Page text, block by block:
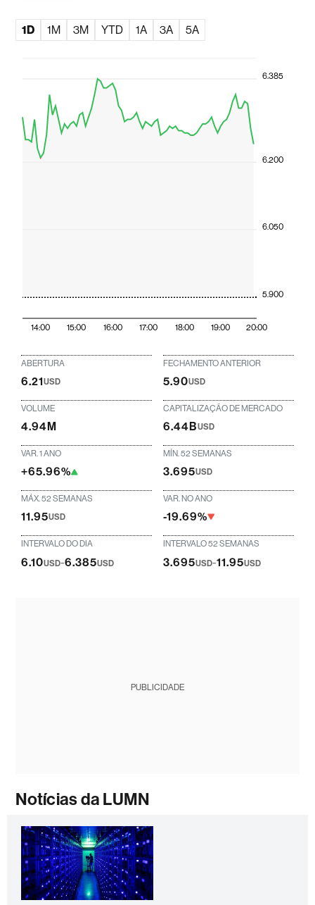
1D 1M 3M YTD 1A 3A 5A
14:00 15:00 16:00 17:00 18:00 19:00 20:00
5.900
6.050
6.200
6.385
ABERTURA
6.21USD
FECHAMENTO ANTERIOR
5.90USD
VOLUME
4.94M
CAPITALIZAÇÃO DE MERCADO
6.44BUSD
VAR. 1 ANO
+65.96%
MÍN. 52 SEMANAS
3.695USD
MÁX. 52 SEMANAS
11.95USD
VAR. NO ANO
-19.69%
INTERVALO DO DIA
6.10USD-6.385USD
INTERVALO 52 SEMANAS
3.695USD-11.95USD
PUBLICIDADE
Notícias da LUMN